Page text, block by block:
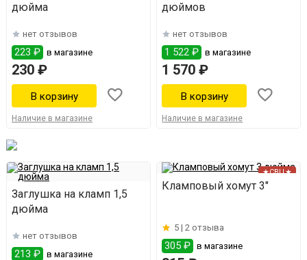
дюйма
нет отзывов
223 ₽ в магазине
230 ₽
Наличие в магазине
дюймов
нет отзывов
1 522 ₽ в магазине
1 570 ₽
Наличие в магазине
Заглушка на кламп 1,5
дюйма
нет отзывов
213 ₽ в магазине
★СВЦ★
Кламповый хомут 3"
5 |2 отзыва
305 ₽ в магазине